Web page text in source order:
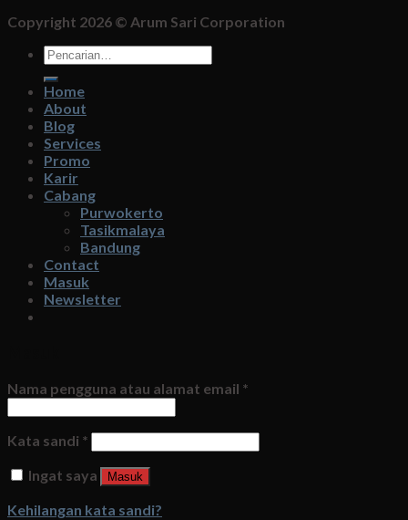
Copyright 2026 © Arum Sari Corporation
Pencarian
untuk:
Home
About
Blog
Services
Promo
Karir
Cabang
Purwokerto
Tasikmalaya
Bandung
Contact
Masuk
Newsletter
Nama pengguna atau alamat email *
Kata sandi *
Ingat saya
Masuk
Kehilangan kata sandi?